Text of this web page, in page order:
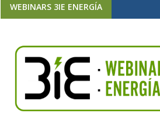
WEBINARS 3IE ENERGÍA